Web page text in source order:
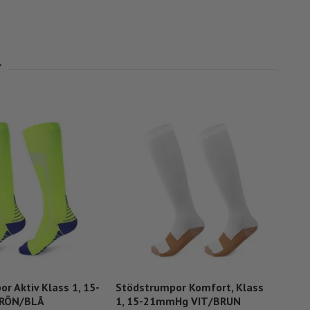
Aktiv Klass 1, 15-
BLÅ
Stödstrumpor Komfort, Klass
1, 15-21mmHg VIT/BRUN